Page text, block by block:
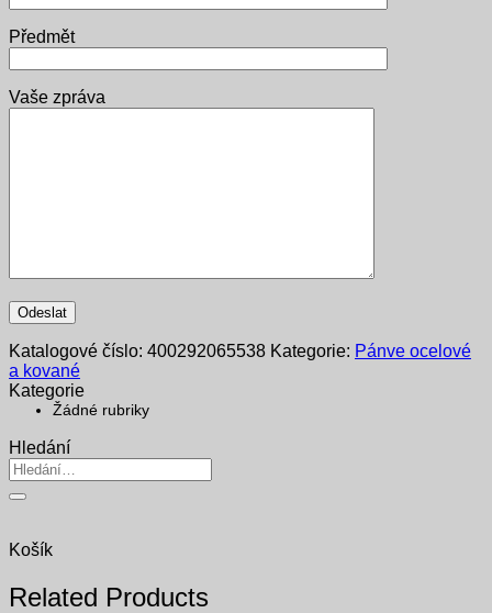
Předmět
Vaše zpráva
Katalogové číslo: 400292065538 Kategorie: Pánve ocelové
a kované
Kategorie
Žádné rubriky
Hledání
Hledat:
Košík
Related Products